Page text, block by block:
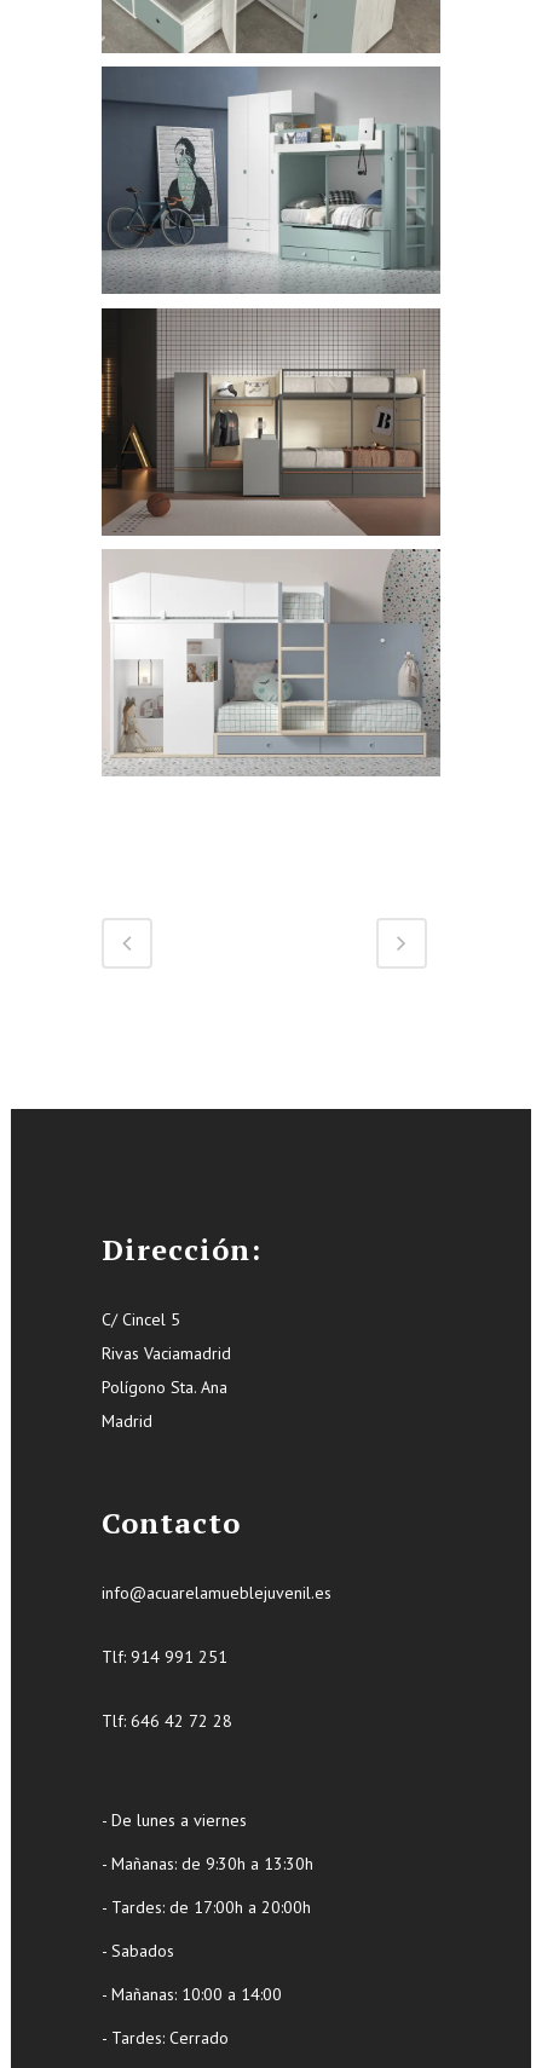
Dirección:
C/ Cincel 5
Rivas Vaciamadrid
Polígono Sta. Ana
Madrid
Contacto
info@acuarelamueblejuvenil.es
Tlf: 914 991 251
Tlf: 646 42 72 28
- De lunes a viernes
- Mañanas: de 9:30h a 13:30h
- Tardes: de 17:00h a 20:00h
- Sabados
- Mañanas: 10:00 a 14:00
- Tardes: Cerrado